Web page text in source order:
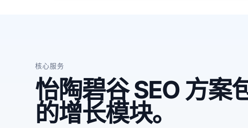
核心服务
怡陶碧谷 SEO 方案
的增长模块。